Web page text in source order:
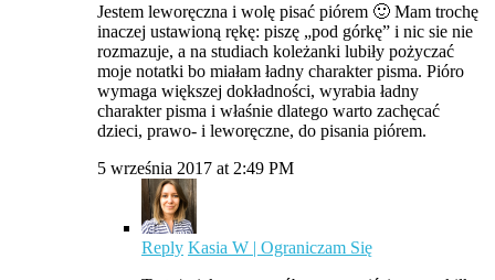
Jestem leworęczna i wolę pisać piórem 🙂 Mam trochę
inaczej ustawioną rękę: piszę „pod górkę” i nic sie nie
rozmazuje, a na studiach koleżanki lubiły pożyczać
moje notatki bo miałam ładny charakter pisma. Pióro
wymaga większej dokładności, wyrabia ładny
charakter pisma i właśnie dlatego warto zachęcać
dzieci, prawo- i leworęczne, do pisania piórem.
5 września 2017 at 2:49 PM
Reply Kasia W | Ograniczam Się